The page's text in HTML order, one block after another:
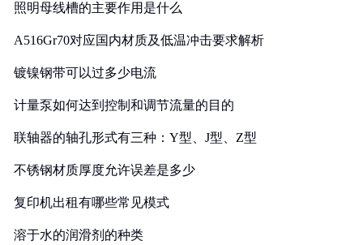
照明母线槽的主要作用是什么
A516Gr70对应国内材质及低温冲击要求解析
镀镍钢带可以过多少电流
计量泵如何达到控制和调节流量的目的
联轴器的轴孔形式有三种：Y型、J型、Z型
不锈钢材质厚度允许误差是多少
复印机出租有哪些常见模式
溶于水的润滑剂的种类